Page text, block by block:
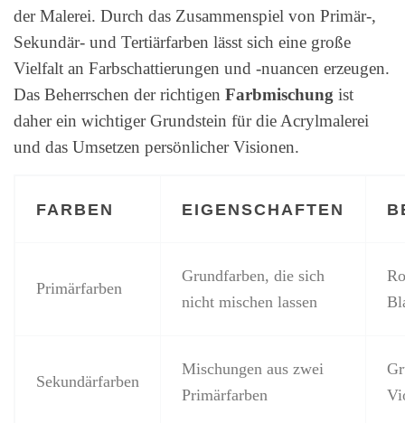
der Malerei. Durch das Zusammenspiel von Primär-,
Sekundär- und Tertiärfarben lässt sich eine große
Vielfalt an Farbschattierungen und -nuancen erzeugen.
Das Beherrschen der richtigen Farbmischung ist
daher ein wichtiger Grundstein für die Acrylmalerei
und das Umsetzen persönlicher Visionen.
FARBEN EIGENSCHAFTEN
Primärfarben
Grundfarben, die sich
nicht mischen lassen
Sekundärfarben
Mischungen aus zwei
Primärfarben